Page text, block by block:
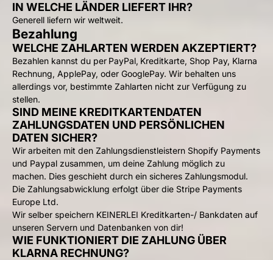
IN WELCHE LÄNDER LIEFERT IHR?
Generell liefern wir weltweit.
Bezahlung
WELCHE ZAHLARTEN WERDEN AKZEPTIERT?
Bezahlen kannst du per PayPal, Kreditkarte, Shop Pay, Klarna
Rechnung, ApplePay, oder GooglePay. Wir behalten uns
allerdings vor, bestimmte Zahlarten nicht zur Verfügung zu
stellen.
SIND MEINE KREDITKARTENDATEN
ZAHLUNGSDATEN UND PERSÖNLICHEN
DATEN SICHER?
Wir arbeiten mit den Zahlungsdienstleistern Shopify Payments
und Paypal zusammen, um deine Zahlung möglich zu
machen. Dies geschieht durch ein sicheres Zahlungsmodul.
Die Zahlungsabwicklung erfolgt über die Stripe Payments
Europe Ltd.
Wir selber speichern KEINERLEI Kreditkarten-/ Bankdaten auf
unseren Servern und Datenbanken von dir!
WIE FUNKTIONIERT DIE ZAHLUNG ÜBER
KLARNA RECHNUNG?